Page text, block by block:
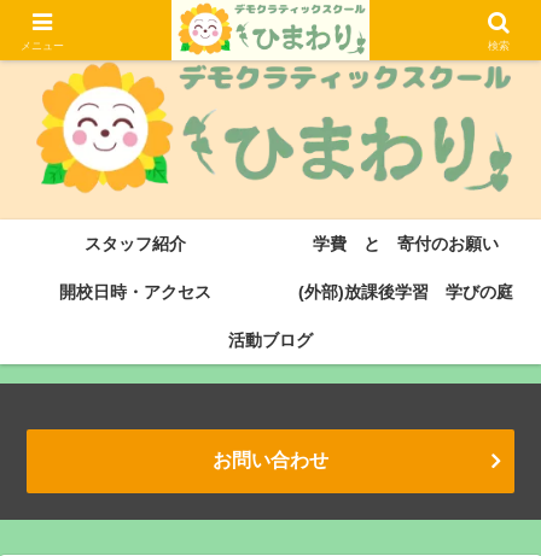
大津市にある滋賀県初のデモクラティックスクール・サドベリースクールです
スタッフ紹介 学費 と 寄付のお願い
開校日時・アクセス (外部)放課後学習 学びの庭
活動ブログ
お問い合わせ
メニュー 検索